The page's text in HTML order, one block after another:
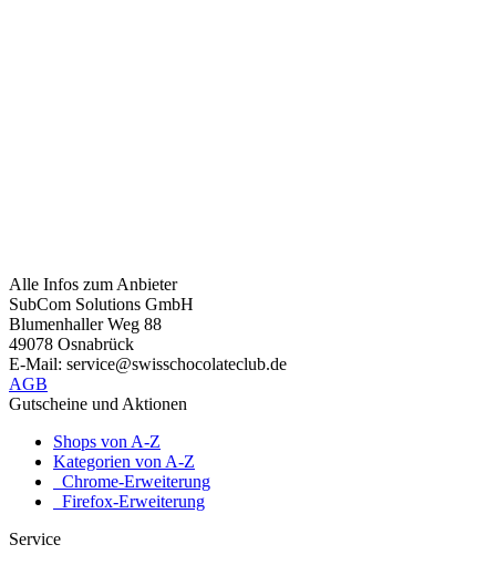
Alle Infos zum Anbieter
SubCom Solutions GmbH
Blumenhaller Weg 88
49078 Osnabrück
E-Mail: service@swisschocolateclub.de
AGB
Gutscheine und Aktionen
Shops von A-Z
Kategorien von A-Z
Chrome-Erweiterung
Firefox-Erweiterung
Service